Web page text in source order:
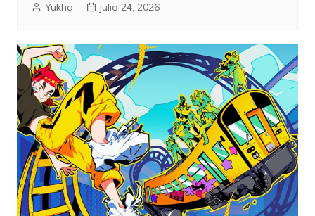
Yukha julio 24, 2026